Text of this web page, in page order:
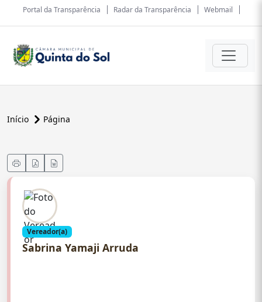
Portal da Transparência Radar da Transparência Webmail
Início Página
Vereador(a)
Sabrina Yamaji Arruda